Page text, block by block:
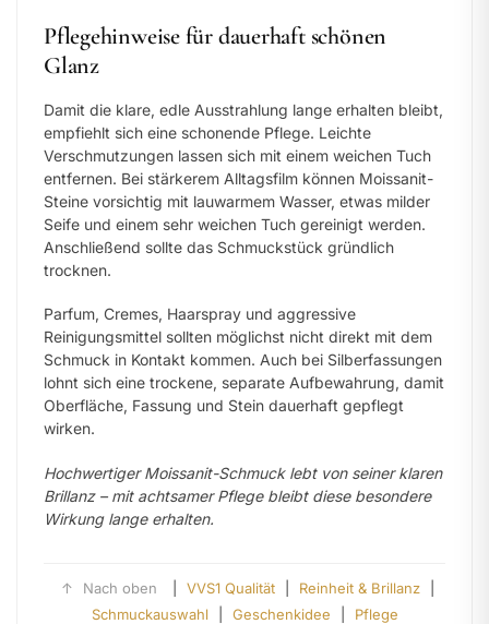
Pflegehinweise für dauerhaft schönen
Glanz
Damit die klare, edle Ausstrahlung lange erhalten bleibt,
empfiehlt sich eine schonende Pflege. Leichte
Verschmutzungen lassen sich mit einem weichen Tuch
entfernen. Bei stärkerem Alltagsfilm können Moissanit-
Steine vorsichtig mit lauwarmem Wasser, etwas milder
Seife und einem sehr weichen Tuch gereinigt werden.
Anschließend sollte das Schmuckstück gründlich
trocknen.
Parfum, Cremes, Haarspray und aggressive
Reinigungsmittel sollten möglichst nicht direkt mit dem
Schmuck in Kontakt kommen. Auch bei Silberfassungen
lohnt sich eine trockene, separate Aufbewahrung, damit
Oberfläche, Fassung und Stein dauerhaft gepflegt
wirken.
Hochwertiger Moissanit-Schmuck lebt von seiner klaren
Brillanz – mit achtsamer Pflege bleibt diese besondere
Wirkung lange erhalten.
↑ Nach oben VVS1 Qualität Reinheit & Brillanz
Schmuckauswahl
Geschenkidee Pflege